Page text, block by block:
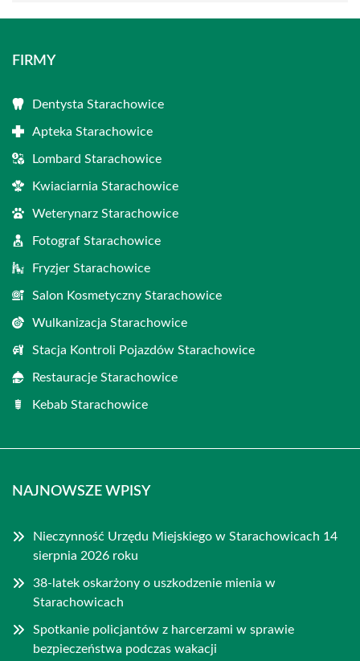
FIRMY
Dentysta Starachowice
Apteka Starachowice
Lombard Starachowice
Kwiaciarnia Starachowice
Weterynarz Starachowice
Fotograf Starachowice
Fryzjer Starachowice
Salon Kosmetyczny Starachowice
Wulkanizacja Starachowice
Stacja Kontroli Pojazdów Starachowice
Restauracje Starachowice
Kebab Starachowice
NAJNOWSZE WPISY
Nieczynność Urzędu Miejskiego w Starachowicach 14
sierpnia 2026 roku
38-latek oskarżony o uszkodzenie mienia w
Starachowicach
Spotkanie policjantów z harcerzami w sprawie
bezpieczeństwa podczas wakacji